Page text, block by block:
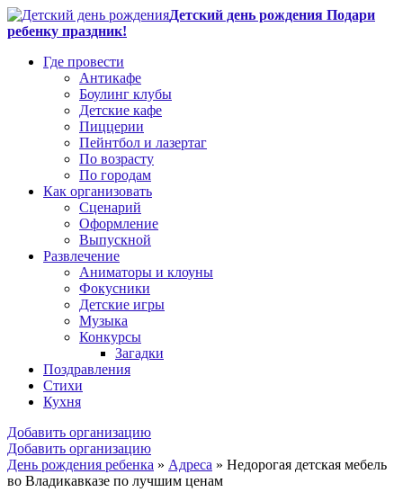
Детский день рождения Подари
ребенку праздник!
Где провести
Антикафе
Боулинг клубы
Детские кафе
Пиццерии
Пейнтбол и лазертаг
По возрасту
По городам
Как организовать
Сценарий
Оформление
Выпускной
Развлечение
Аниматоры и клоуны
Фокусники
Детские игры
Музыка
Конкурсы
Загадки
Поздравления
Стихи
Кухня
Добавить организацию
Добавить организацию
День рождения ребенка » Адреса » Недорогая детская мебель
во Владикавказе по лучшим ценам